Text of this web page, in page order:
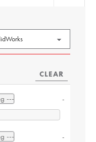
CLEAR
-
-